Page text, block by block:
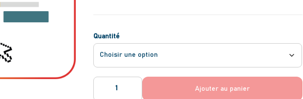
Quantité
Ajouter au panier